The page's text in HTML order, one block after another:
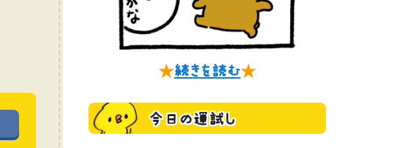
★続きを読む★
今日の運試し